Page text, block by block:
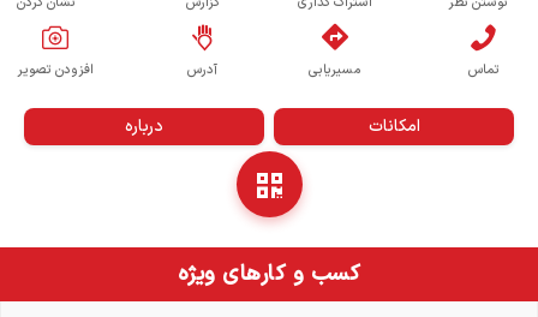
تماس مسیریابی آدرس افزودن تصویر
امکانات درباره
کسب و کارهای ویژه